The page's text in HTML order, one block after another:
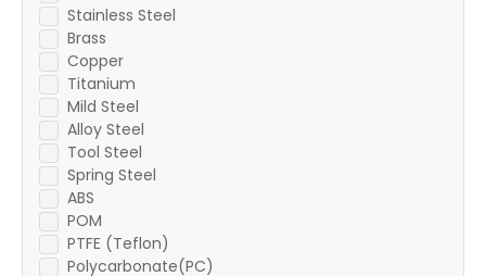
Stainless Steel
Brass
Copper
Titanium
Mild Steel
Alloy Steel
Tool Steel
Spring Steel
ABS
POM
PTFE (Teflon)
Polycarbonate(PC)